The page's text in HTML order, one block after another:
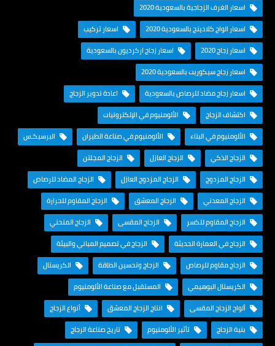
اسعار الغرف الزجاجية بالسعودية 2020
اسعار الواح كلادينج بالسعودية 2020
اسعار تركيب
اسعار زجاج 2020
اسعار زجاج اركرديون بالسعودية
اسعار زجاج سيكوريت بالسعودية 2020
اسعار زجاج مضاد للرصاص بالسعودية
اعادة تدوير الزجاج
اكتشاف الزجاج
الألومنيوم في الإلكترونيات
الألومنيوم في البناء
الألومنيوم في صناعة الطيران
البرسبكـس
الزجاج الذكي
الزجاج العازل
الزجاج المجلتن
الزجاج المزدوج
الزجاج المزدوج العازل
الزجاج المضاد للرصاص
الزجاج المعدني
الزجاج المعشق
الزجاج المقاوم للحرارة
الزجاج المقاوم للكسر
الزجاج المقسى
الزجاج المنحني
الزجاج في العمارة الحديثة
الزجاج في تصميم المباني والبيئة
الزجاج مقاوم للرصاص
الزجاج وتحسين الطاقة
الكريستال
الكريستال البوهيمي
المستقبل مع صناعة الألومنيوم
ألواح الزجاج المقسى
انتاج الزجاج المعشق
أنواع الزجاج
بنية الزجاج
تأثير الألومنيوم
تاريخ صناعة الزجاج